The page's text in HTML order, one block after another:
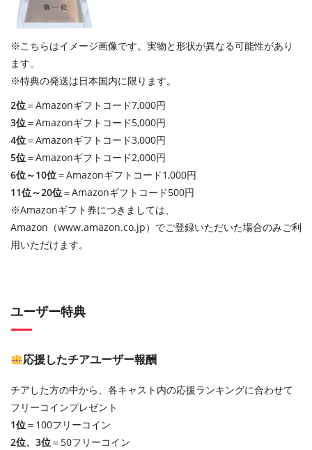
※こちらはイメージ画像です。実物と形状が異なる可能性があり
ます。
※特典の発送は日本国内に限ります。
2位＝Amazonギフトコード7,000円
3位＝Amazonギフトコード5,000円
4位＝Amazonギフトコード3,000円
5位＝Amazonギフトコード2,000円
6位～10位＝Amazonギフトコード1,000円
11位～20位＝Amazonギフトコード500円
※Amazonギフト券につきましては、
Amazon（www.amazon.co.jp）でご登録いただいた場合のみご利
用いただけます。
ユーザー特典
応援したチアユーザー報酬​
チアした方の中から、各キャスト内の応援ランキングに合わせて
フリーコインプレゼント
1位＝100フリーコイン
2位、3位＝50フリーコイン